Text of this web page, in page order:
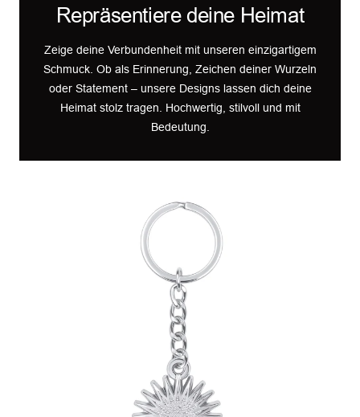
Repräsentiere deine Heimat
Zeige deine Verbundenheit mit unseren einzigartigem
Schmuck. Ob als Erinnerung, Zeichen deiner Wurzeln
oder Statement – unsere Designs lassen dich deine
Heimat stolz tragen. Hochwertig, stilvoll und mit
Bedeutung.